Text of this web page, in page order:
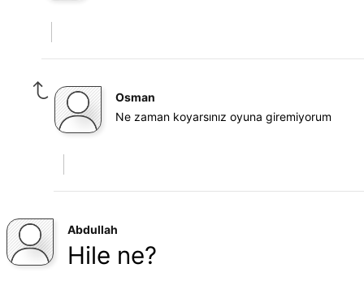
Osman
Ne zaman koyarsınız oyuna giremiyorum
Abdullah
Hile ne?